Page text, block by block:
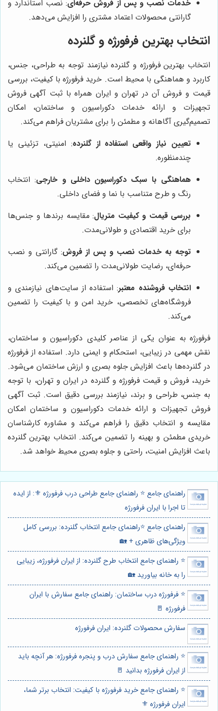
خدمات نصب و پس از فروش حرفه‌ای: نصب استاندارد و
گارانتی محصولات اعتماد مشتری را افزایش می‌دهد.
انتخاب بهترین فرفورژه و گلنرده
انتخاب بهترین فرفورژه و گلنرده نیازمند توجه به طراحی، جنس،
کاربرد و هماهنگی با محیط است. خرید فرفورژه با کیفیت، بررسی
قیمت و فروش آن در تهران و ایران همراه با ثبت آگهی فروش
تجهیزات و ارائه خدمات دکوراسیون و ساختمان، امکان
تصمیم‌گیری آگاهانه و مطمئن را برای مشتریان فراهم می‌کند.
تعیین نیاز واقعی استفاده از گلنرده: امنیتی، تزئینی یا
چندمنظوره.
هماهنگی با سبک دکوراسیون داخلی و خارجی: انتخاب
رنگ و طرح متناسب با نما و فضای داخلی.
بررسی قیمت و کیفیت متریال: مقایسه برندها و جنس‌ها
برای خرید اقتصادی و طولانی‌مدت.
توجه به خدمات نصب و پس از فروش: گارانتی و نصب
حرفه‌ای، رضایت طولانی‌مدت را تضمین می‌کند.
انتخاب فروشنده معتبر: استفاده از سایت‌های نیازمندی و
فروشگاه‌های تخصصی، خرید امن و با کیفیت را تضمین
می‌کند.
فرفورژه به عنوان یکی از عناصر کلیدی دکوراسیون و ساختمان،
نقش مهمی در زیبایی، استحکام و ایمنی دارد. استفاده از فرفورژه
در گلنرده‌ها باعث افزایش جلوه بصری و ارزش ساختمان می‌شود.
خرید، فروش و قیمت فرفورژه و گلنرده در ایران و تهران، با توجه
به جنس، طراحی و برند، نیازمند بررسی دقیق است. ثبت آگهی
فروش تجهیزات و ارائه خدمات دکوراسیون و ساختمان امکان
مقایسه و انتخاب دقیق را فراهم می‌کند و مشاوره کارشناسان
خریدی مطمئن و بهینه را تضمین می‌کند. انتخاب بهترین گلنرده
باعث افزایش امنیت، راحتی و جلوه بصری محیط خواهد شد.
راهنمای جامع ⭐️ راهنمای جامع طراحی درب فرفورژه ⚜️: از ایده
تا اجرا با ایران فرفورژه
راهنمای جامع ⭐️راهنمای جامع انتخاب گلنرده: بررسی کامل
ویژگی‌های ظاهری + 🏡
⭐️ راهنمای جامع انتخاب طرح گلنرده: از ایران فرفورژه، زیبایی
را به خانه بیاورید 🏡
⭐️ فرفورژه درب ساختمان: راهنمای جامع سفارش با ایران
فرفورژه 🚪
سفارش محصولات گلنرده: ایران فرفورژه
⭐️ راهنمای جامع سفارش درب و پنجره فرفورژه: هر آنچه باید
از ایران فرفورژه بدانید 🚪
⭐️ راهنمای جامع خرید فرفورژه با کیفیت: انتخاب برتر شما،
ایران فرفورژه ⚜️